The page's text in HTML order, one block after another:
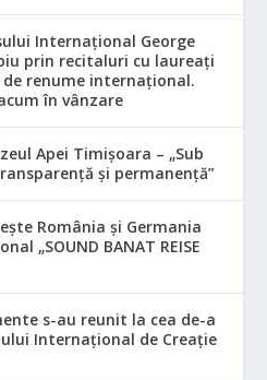
Internațional George
prin recitaluri cu laureați
renume internațional.
în vânzare
Apei Timișoara – „Sub
și permanență”
România și Germania
„SOUND BANAT REISE
s-au reunit la cea de-a
Internațional de Creație